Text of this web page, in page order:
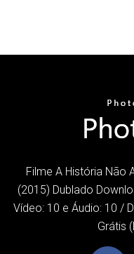
Filme A História Não
(2015) Dublado
Vídeo: 10 e Áudio: 10 /
Grátis